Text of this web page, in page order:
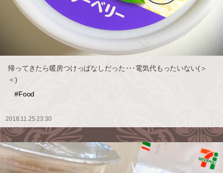
帰ってきたら暖房つけっぱなしだった･･･電気代もったいない(＞
＜)
#Food
2018.11.25 23:30